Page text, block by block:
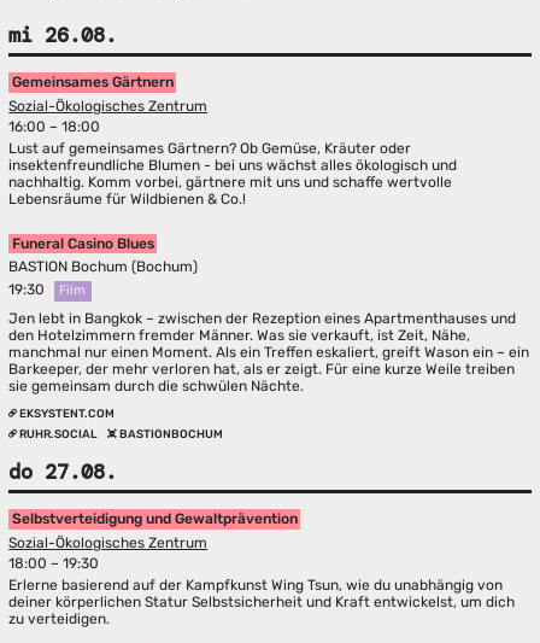
mi 26.08.
Gemeinsames Gärtnern
Sozial-Ökologisches Zentrum
16:00 – 18:00
Lust auf gemeinsames Gärtnern? Ob Gemüse, Kräuter oder
insektenfreundliche Blumen - bei uns wächst alles ökologisch und
nachhaltig. Komm vorbei, gärtnere mit uns und schaffe wertvolle
Lebensräume für Wildbienen & Co.!
Funeral Casino Blues
BASTION Bochum (Bochum)
19:30
Film
Jen lebt in Bangkok – zwischen der Rezeption eines Apartmenthauses und
den Hotelzimmern fremder Männer. Was sie verkauft, ist Zeit, Nähe,
manchmal nur einen Moment. Als ein Treffen eskaliert, greift Wason ein – ein
Barkeeper, der mehr verloren hat, als er zeigt. Für eine kurze Weile treiben
sie gemeinsam durch die schwülen Nächte.
EKSYSTENT.COM
RUHR.SOCIAL
BASTIONBOCHUM
do 27.08.
Selbstverteidigung und Gewaltprävention
Sozial-Ökologisches Zentrum
18:00 – 19:30
Erlerne basierend auf der Kampfkunst Wing Tsun, wie du unabhängig von
deiner körperlichen Statur Selbstsicherheit und Kraft entwickelst, um dich
zu verteidigen.